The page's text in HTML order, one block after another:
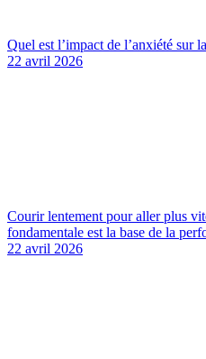
Quel est l’impact de l’anxiété sur
22 avril 2026
Courir lentement pour aller plus
fondamentale est la base de la
22 avril 2026